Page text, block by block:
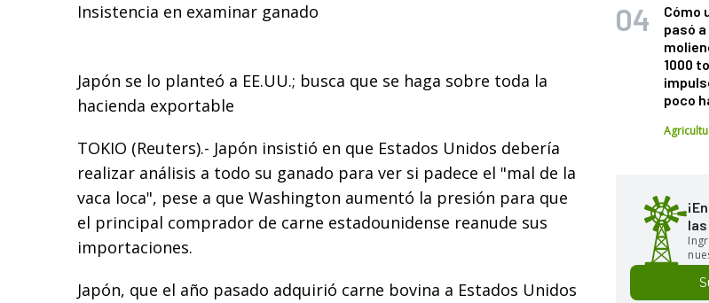
Insistencia en examinar ganado
Japón se lo planteó a EE.UU.; busca que se haga sobre toda la
hacienda exportable
TOKIO (Reuters).- Japón insistió en que Estados Unidos debería
realizar análisis a todo su ganado para ver si padece el "mal de la
vaca loca", pese a que Washington aumentó la presión para que
el principal comprador de carne estadounidense reanude sus
importaciones.
Japón, que el año pasado adquirió carne bovina a Estados Unidos
Cómo
pasó
1000
poco